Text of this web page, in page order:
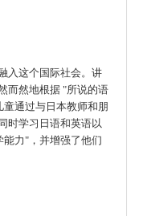
入这个国际社会。讲
而然地根据 "所说的语
通过与日本教师和朋
时学习日语和英语以
力"，并增强了他们